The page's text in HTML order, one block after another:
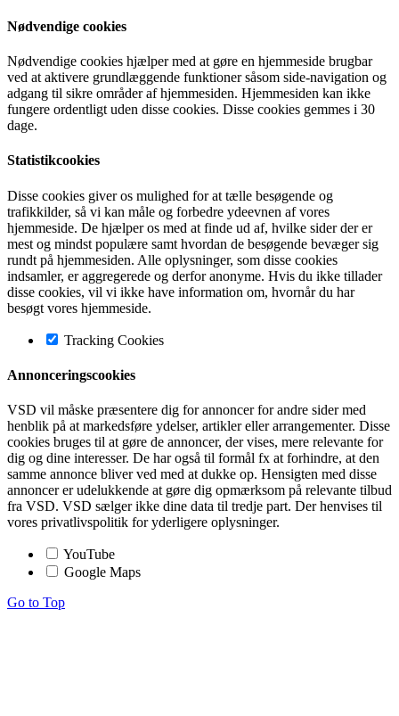
Nødvendige cookies
Nødvendige cookies hjælper med at gøre en hjemmeside brugbar
ved at aktivere grundlæggende funktioner såsom side-navigation og
adgang til sikre områder af hjemmesiden. Hjemmesiden kan ikke
fungere ordentligt uden disse cookies. Disse cookies gemmes i 30
dage.
Statistikcookies
Disse cookies giver os mulighed for at tælle besøgende og
trafikkilder, så vi kan måle og forbedre ydeevnen af vores
hjemmeside. De hjælper os med at finde ud af, hvilke sider der er
mest og mindst populære samt hvordan de besøgende bevæger sig
rundt på hjemmesiden. Alle oplysninger, som disse cookies
indsamler, er aggregerede og derfor anonyme. Hvis du ikke tillader
disse cookies, vil vi ikke have information om, hvornår du har
besøgt vores hjemmeside.
Tracking Cookies
Annonceringscookies
VSD vil måske præsentere dig for annoncer for andre sider med
henblik på at markedsføre ydelser, artikler eller arrangementer. Disse
cookies bruges til at gøre de annoncer, der vises, mere relevante for
dig og dine interesser. De har også til formål fx at forhindre, at den
samme annonce bliver ved med at dukke op. Hensigten med disse
annoncer er udelukkende at gøre dig opmærksom på relevante tilbud
fra VSD. VSD sælger ikke dine data til tredje part. Der henvises til
vores privatlivspolitik for yderligere oplysninger.
YouTube
Google Maps
Go to Top